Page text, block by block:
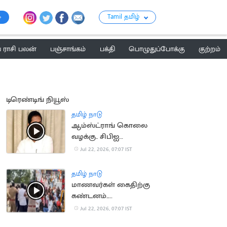
Tamil தமிழ்
பலன் பஞ்சாங்கம் பக்தி பொழுதுப்போக்கு
குற்றம்
டிரெண்டிங் நியூஸ்
தமிழ் நாடு
ஆம்ஸ்ட்ராங் கொலை
வழக்கு.. சிபிஐ
விசாரணைக்கு
அனுமதி
Jul 22, 2026, 07:07 IST
தமிழ் நாடு
மாணவர்கள் கைதிற்கு
கண்டனம்..
திருவொற்றியூர் காவல்
Jul 22, 2026, 07:07 IST